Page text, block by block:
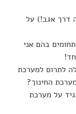
דרך אגב!) על
בהם אני
לתרום למערכת
החינוך?
על מערכת